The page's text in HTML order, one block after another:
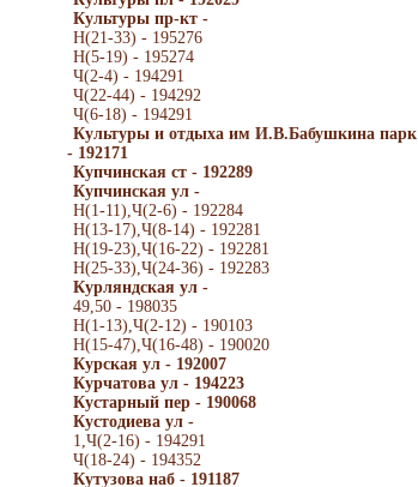
Культуры пр-кт -
Н(21-33) - 195276
Н(5-19) - 195274
Ч(2-4) - 194291
Ч(22-44) - 194292
Ч(6-18) - 194291
Культуры и отдыха им И.В.Бабушкина парк
- 192171
Купчинская ст - 192289
Купчинская ул -
Н(1-11),Ч(2-6) - 192284
Н(13-17),Ч(8-14) - 192281
Н(19-23),Ч(16-22) - 192281
Н(25-33),Ч(24-36) - 192283
Курляндская ул -
49,50 - 198035
Н(1-13),Ч(2-12) - 190103
Н(15-47),Ч(16-48) - 190020
Курская ул - 192007
Курчатова ул - 194223
Кустарный пер - 190068
Кустодиева ул -
1,Ч(2-16) - 194291
Ч(18-24) - 194352
Кутузова наб - 191187